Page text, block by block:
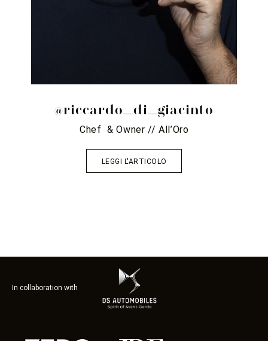
@riccardo_di_giacinto
Chef & Owner // All’Oro
LEGGI L'ARTICOLO
In collaboration with